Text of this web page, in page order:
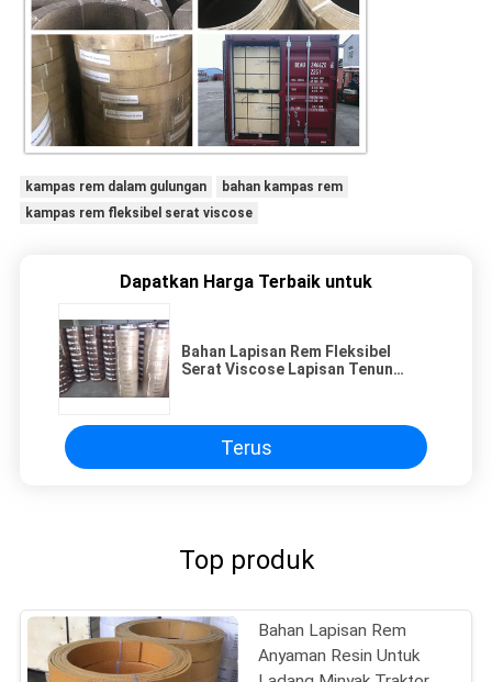
kampas rem dalam gulungan
bahan kampas rem
kampas rem fleksibel serat viscose
Dapatkan Harga Terbaik untuk
Bahan Lapisan Rem Fleksibel
Serat Viscose Lapisan Tenun
Terus
Top produk
Bahan Lapisan Rem
Anyaman Resin Untuk